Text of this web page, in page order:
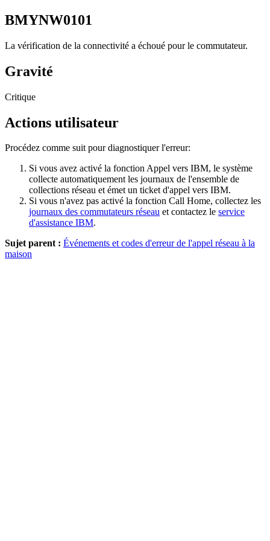
BMYNW0101
La vérification de la connectivité a échoué pour le commutateur.
Gravité
Critique
Actions utilisateur
Procédez comme suit pour diagnostiquer l'erreur:
Si vous avez activé la fonction Appel vers IBM, le système
collecte automatiquement les journaux de l'ensemble de
collections réseau et émet un ticket d'appel vers IBM.
Si vous n'avez pas activé la fonction Call Home, collectez les
journaux des commutateurs réseau et contactez le service
d'assistance IBM.
Sujet parent : Événements et codes d'erreur de l'appel réseau à la
maison